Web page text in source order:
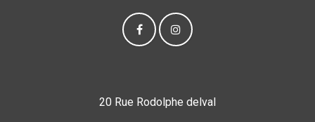
20 Rue Rodolphe delval